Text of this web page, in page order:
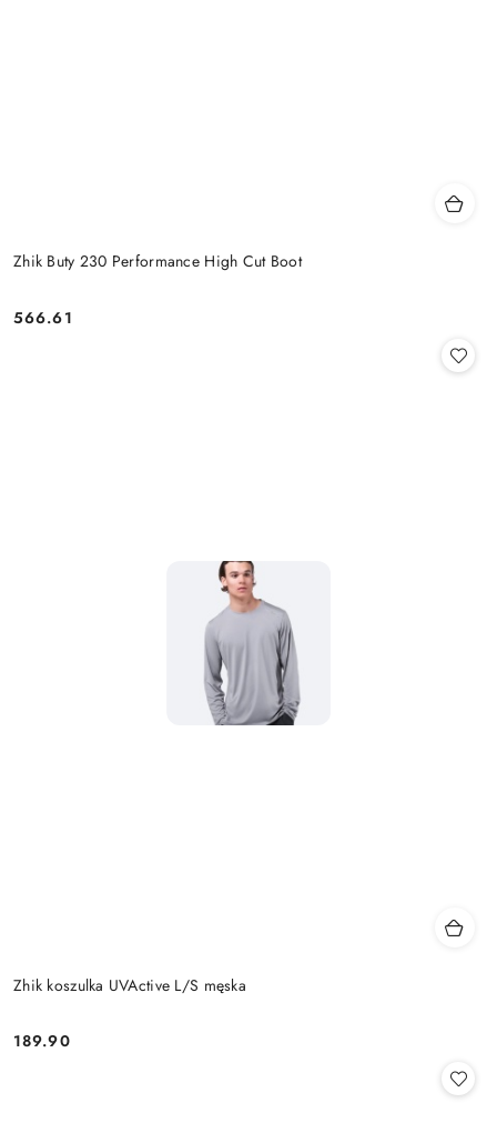
Zhik Buty 230 Performance High Cut Boot
Cena:
566.61
Zhik koszulka UVActive L/S męska
Cena:
189.90